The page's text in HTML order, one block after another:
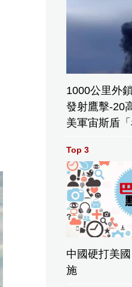
1000公里外
發射鷹擊-20
美軍宙斯盾「
Top 3
中國硬打美
施